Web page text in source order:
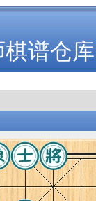
谱仓库